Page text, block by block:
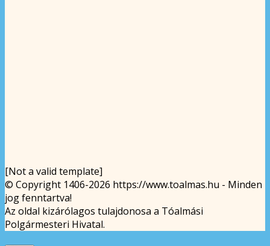
[Not a valid template]
© Copyright 1406-2026 https://www.toalmas.hu - Minden
jog fenntartva!
Az oldal kizárólagos tulajdonosa a Tóalmási
Polgármesteri Hivatal.